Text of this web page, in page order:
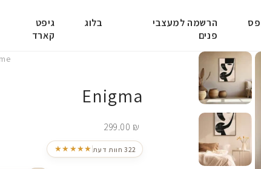
הרשמה למעצבי
פנים
בלוג
גיפט
קארד
Enigma
299.00 ₪
★★★★★ 322 חוות דעת